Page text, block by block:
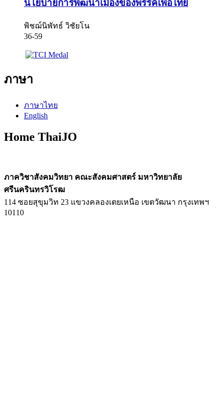
นโยบายการพัฒนาเมืองของพรรคเพื่อไทย
พิชฌ์นิพัทธ์ วิชัยโน
36-59
ภาษา
ภาษาไทย
English
Home ThaiJO
ภาควิชาสังคมวิทยา คณะสังคมศาสตร์ มหาวิทยาลัย
ศรีนครินทรวิโรฒ
114 ซอยสุขุมวิท 23 แขวงคลองเตยเหนือ เขตวัฒนา กรุงเทพฯ
10110